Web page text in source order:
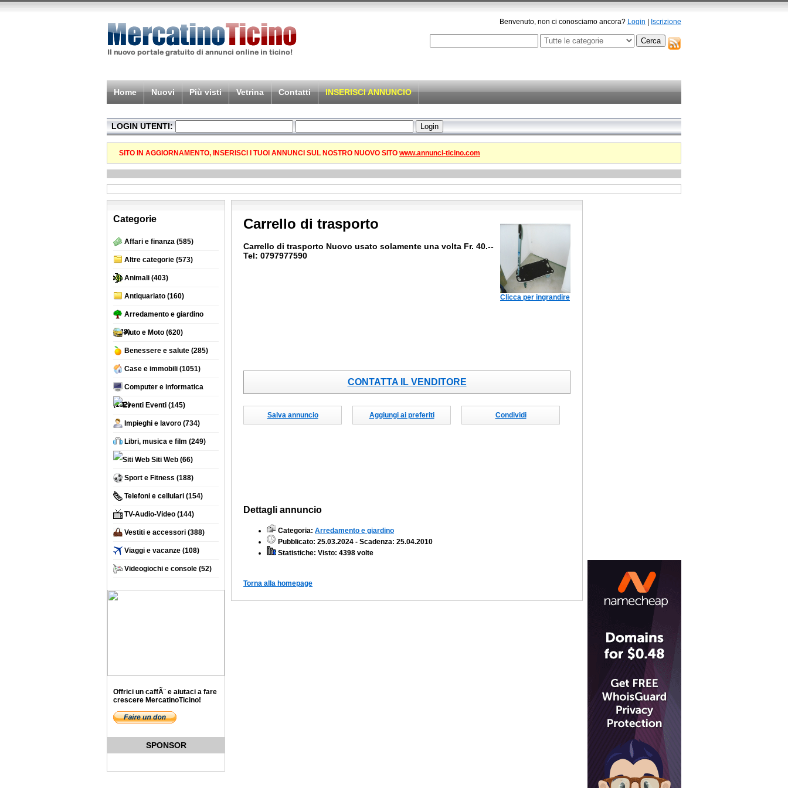
Benvenuto, non ci conosciamo ancora? Login Iscrizione
Home Nuovi Più visti Vetrina Contatti INSERISCI ANNUNCIO
LOGIN UTENTI:
SITO IN AGGIORNAMENTO, INSERISCI I TUOI ANNUNCI SUL NOSTRO NUOVO SITO www.annunci-ticino.com
Categorie
Affari e finanza (585)
Altre categorie (573)
Animali (403)
Antiquariato (160)
Arredamento e giardino
(748)Auto e Moto (620)
Benessere e salute (285)
Case e immobili (1051)
Computer e informatica
(132) Eventi (145)
Impieghi e lavoro (734)
Libri, musica e film (249)
Siti Web (66)
Sport e Fitness (188)
Telefoni e cellulari (154)
TV-Audio-Video (144)
Vestiti e accessori (388)
Viaggi e vacanze (108)
Videogiochi e console (52)
Offrici un caffÃ¨ e aiutaci a fare
crescere MercatinoTicino!
SPONSOR
Clicca per ingrandire
Carrello di trasporto
Carrello di trasporto Nuovo usato solamente una volta Fr. 40.--
Tel: 0797977590
CONTATTA IL VENDITORE
Salva annuncio Aggiungi ai preferiti Condividi
Dettagli annuncio
Categoria: Arredamento e giardino
Pubblicato: 25.03.2024 - Scadenza: 25.04.2010
Statistiche: Visto: 4398 volte
Torna alla homepage